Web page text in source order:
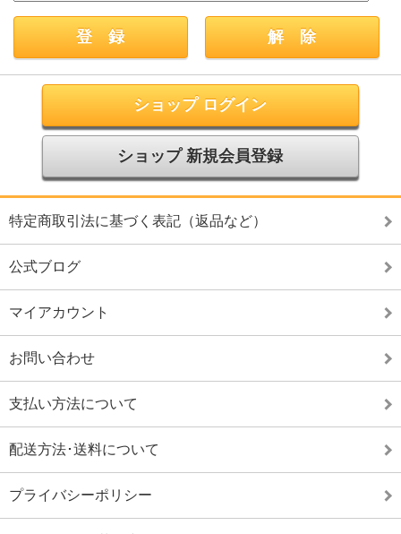
ショップ ログイン
ショップ 新規会員登録
特定商取引法に基づく表記（返品など）
公式ブログ
マイアカウント
お問い合わせ
支払い方法について
配送方法･送料について
プライバシーポリシー